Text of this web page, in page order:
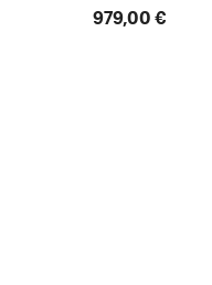
979,00 €